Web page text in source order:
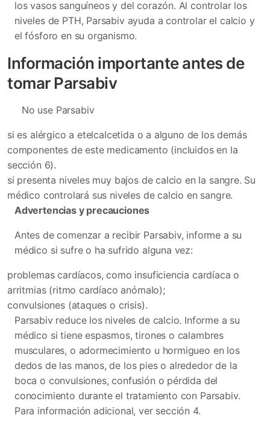
los vasos sanguíneos y del corazón. Al controlar los
niveles de PTH, Parsabiv ayuda a controlar el calcio y
el fósforo en su organismo.
Información importante antes de
tomar Parsabiv
No use Parsabiv
si es alérgico a etelcalcetida o a alguno de los demás
componentes de este medicamento (incluidos en la
sección 6).
si presenta niveles muy bajos de calcio en la sangre. Su
médico controlará sus niveles de calcio en sangre.
Advertencias y precauciones
Antes de comenzar a recibir Parsabiv, informe a su
médico si sufre o ha sufrido alguna vez:
problemas cardíacos, como insuficiencia cardíaca o
arritmias (ritmo cardíaco anómalo);
convulsiones (ataques o crisis).
Parsabiv reduce los niveles de calcio. Informe a su
médico si tiene espasmos, tirones o calambres
musculares, o adormecimiento u hormigueo en los
dedos de las manos, de los pies o alrededor de la
boca o convulsiones, confusión o pérdida del
conocimiento durante el tratamiento con Parsabiv.
Para información adicional, ver sección 4.